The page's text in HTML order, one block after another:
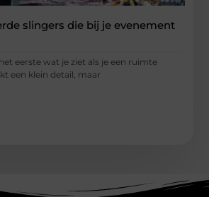
slingers die bij je evenement
eerste wat je ziet als je een ruimte
een klein detail, maar